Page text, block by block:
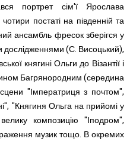
портрет сім'ї Ярослава
постаті на південній та
ансамбль фресок зберігся у
дослідженнями (С. Висоцький),
княгині Ольги до Візантії і
Багрянородним (середина
"Імператриця з почтом",
"Княгиня Ольга на прийомі у
композицію "Іподром",
музик тощо. В окремих